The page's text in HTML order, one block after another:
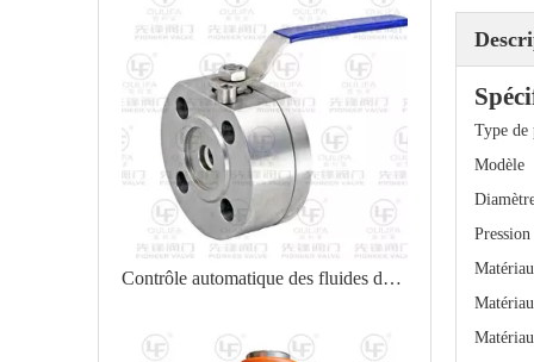
Contrôle automatique des fluides de robinet à tournant sphérique de type plaquette à corps divisé
Type de
Modèle